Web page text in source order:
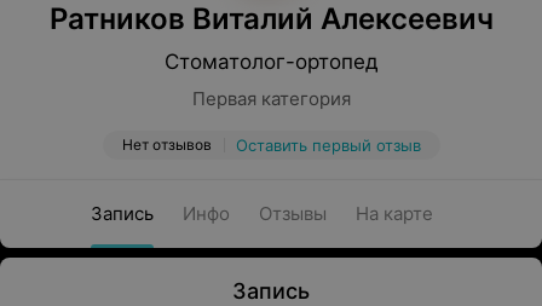
Ратников Виталий Алексеевич
Стоматолог-ортопед
Первая категория
Нет отзывов Оставить первый отзыв
Запись Инфо Отзывы На карте
Запись